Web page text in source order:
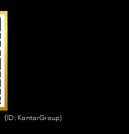
ID: KantarGroup)